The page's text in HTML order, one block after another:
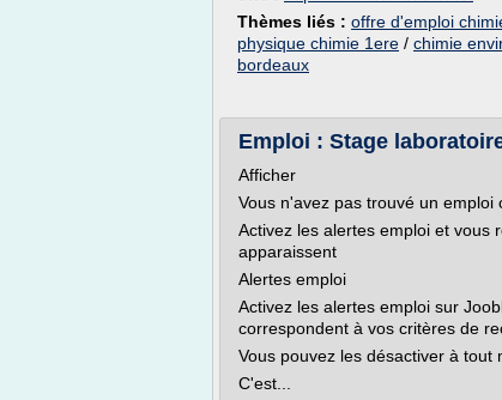
Thèmes liés : offre d'emploi
physique chimie 1ere / chimie
bordeaux
Emploi : Stage
Afficher
Vous n'avez pas trouvé un emploi
Activez les alertes emploi et vous
apparaissent
Alertes emploi
Activez les alertes emploi sur
correspondent à vos critères de
Vous pouvez les désactiver à tout
C'est...